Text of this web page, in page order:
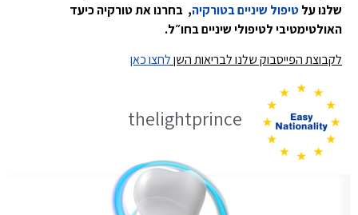
שלנו עלטיפול שיניים בטורקיה, בחרנו את טורקיה כיעד
האולטימטיבי לטיפולי שיניים בחו״ל.
לקבוצת הפייסבוק שלנו לבריאות השןלחצו כאן
thelightprince